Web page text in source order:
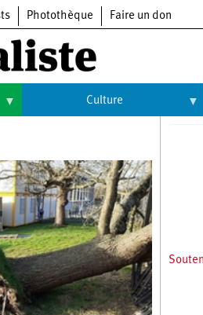
Photothèque Faire un don
Culture
Arts
Cinéma
Expositions
Livres
Musique